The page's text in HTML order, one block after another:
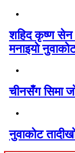
शहिद कृष्ण
मनाइयो
चीनसँग सिमा
नुवाकोट